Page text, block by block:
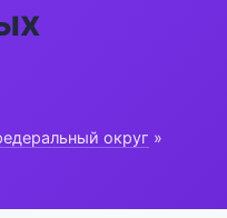
округ »